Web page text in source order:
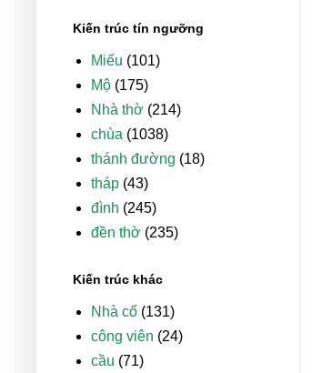
Kiến trúc tín ngưỡng
Miếu (101)
Mộ (175)
Nhà thờ (214)
chùa (1038)
thánh đường (18)
tháp (43)
đình (245)
đền thờ (235)
Kiến trúc khác
Nhà cổ (131)
công viên (24)
cầu (71)